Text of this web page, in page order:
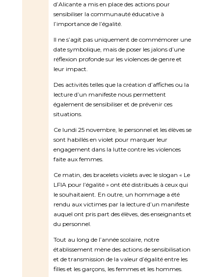
d’Alicante a mis en place des actions pour
sensibiliser la communauté éducative à
l’importance de l’égalité.
Il ne s’agit pas uniquement de commémorer une
date symbolique, mais de poser les jalons d’une
réflexion profonde sur les violences de genre et
leur impact.
Des activités telles que la création d’affiches ou la
lecture d’un manifeste nous permettent
également de sensibiliser et de prévenir ces
situations.
Ce lundi 25 novembre, le personnel et les élèves se
sont habillés en violet pour marquer leur
engagement dans la lutte contre les violences
faite aux femmes.
Ce matin, des bracelets violets avec le slogan « Le
LFIA pour l’égalité » ont été distribués à ceux qui
le souhaitaient. En outre, un hommage a été
rendu aux victimes par la lecture d’un manifeste
auquel ont pris part des élèves, des enseignants et
du personnel.
Tout au long de l’année scolaire, notre
établissement mène des actions de sensibilisation
et de transmission de la valeur d’égalité entre les
filles et les garçons, les femmes et les hommes.